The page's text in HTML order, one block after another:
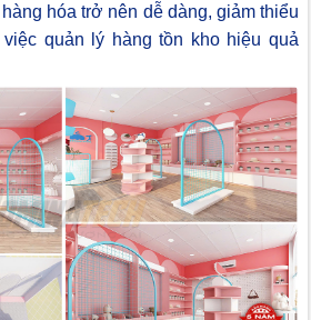
hóa trở nên dễ dàng, giảm thiểu
quản lý hàng tồn kho hiệu quả